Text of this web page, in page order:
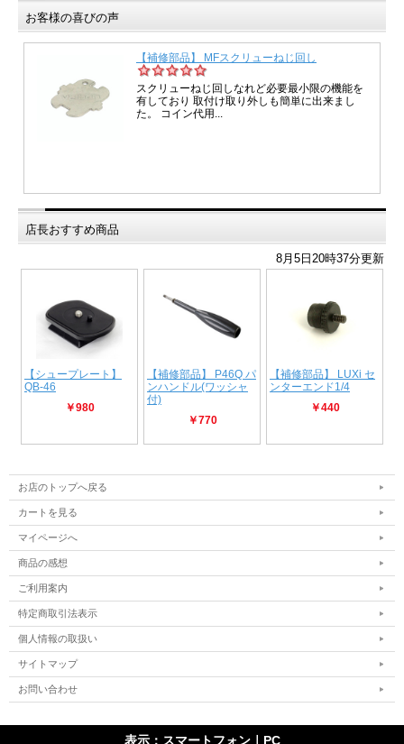
お客様の喜びの声
店長おすすめ商品
お店のトップへ戻る
カートを見る
マイページへ
商品の感想
ご利用案内
特定商取引法表示
個人情報の取扱い
サイトマップ
お問い合わせ
表示：スマートフォン｜ PC